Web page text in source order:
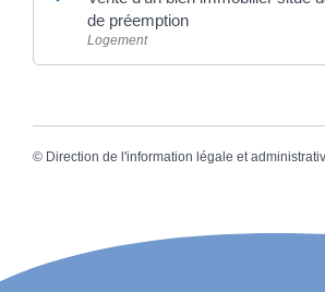
de préemption
Logement
© Direction de l'information légale et